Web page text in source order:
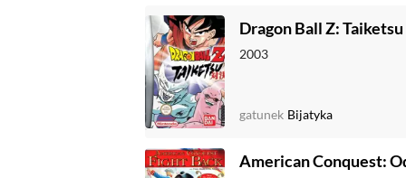
Dragon Ball Z: Taiketsu
2003
gatunek Bijatyka
American Conquest: